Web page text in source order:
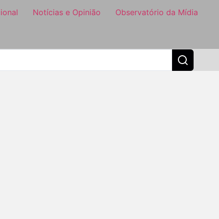
Notícias e Opinião Observatório da Mídia